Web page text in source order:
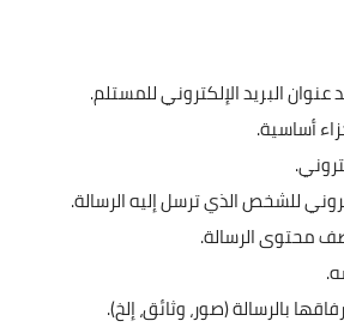
البريد الإلكتروني للمستلم.
أساسية.
للشخص الذي ترسل إليه الرسالة.
محتوى الرسالة.
بالرسالة (صور، وثائق، إلخ).